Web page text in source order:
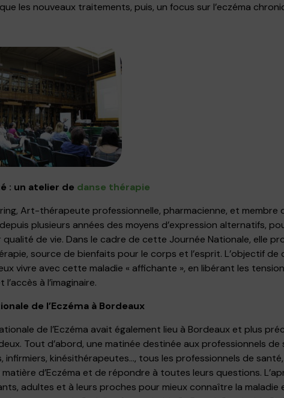
les nouveaux traitements, puis, un focus sur l’eczéma
: un atelier de danse thérapie
Art-thérapeute professionnelle, pharmacienne, et membre
plusieurs années des moyens d’expression alternatifs,
qualité de vie. Dans le cadre de cette Journée Nationale, elle
source de bienfaits pour le corps et l’esprit. L’objectif
vivre avec cette maladie « affichante », en libérant les
à l’imaginaire.
de l’Eczéma à Bordeaux
de l’Eczéma avait également lieu à Bordeaux et plus
Tout d’abord, une matinée destinée aux professionnels
infirmiers, kinésithérapeutes…, tous les professionnels de
d’Eczéma et de répondre à toutes leurs questions.
adultes et à leurs proches pour mieux connaître la maladie